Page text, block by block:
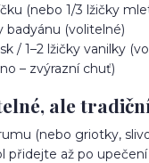
(nebo 1/3 lžičky
badyánu (volitelné)
/ 1–2 lžičky vanilky
– zvýrazní chuť)
ale
(nebo griotky,
přidejte až po